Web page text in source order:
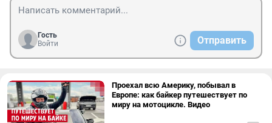
Гость
Войти
Отправить
Проехал всю Америку, побывал в
Европе: как байкер путешествует по
миру на мотоцикле. Видео